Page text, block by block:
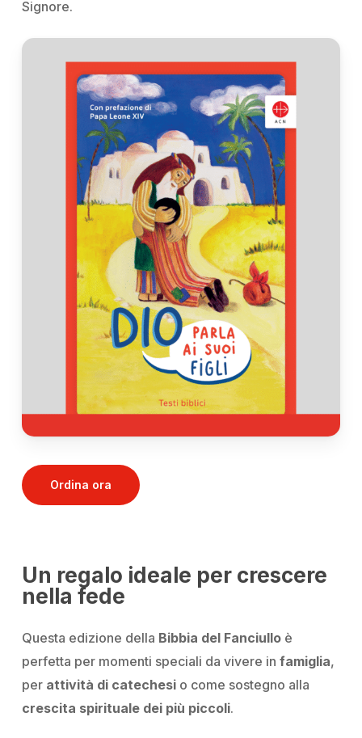
Signore.
Ordina ora
Un regalo ideale per crescere
nella fede
Questa edizione della Bibbia del Fanciullo è
perfetta per momenti speciali da vivere infamiglia,
per attività di catechesi o come sostegno alla
crescita spirituale dei più piccoli.